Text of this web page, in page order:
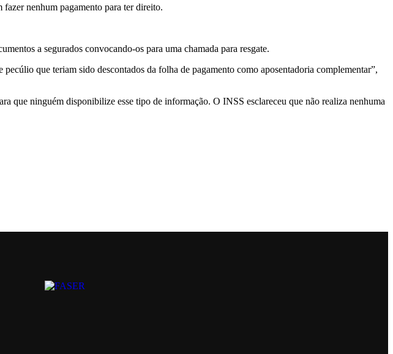
fazer nenhum pagamento para ter direito.
a segurados convocando-os para uma chamada para resgate.
que teriam sido descontados da folha de pagamento como aposentadoria complementar”,
que ninguém disponibilize esse tipo de informação. O INSS esclareceu que não realiza nenhuma